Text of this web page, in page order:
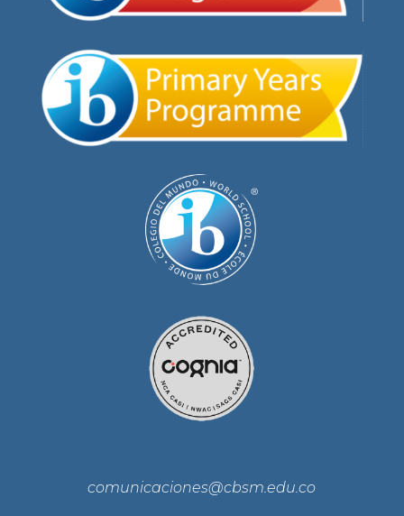
comunicaciones@cbsm.edu.co